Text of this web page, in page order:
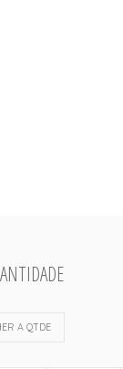
A QTDE